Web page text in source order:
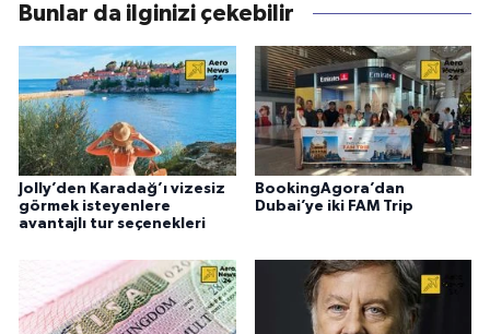
Bunlar da ilginizi çekebilir
Jolly’den Karadağ’ı vizesiz
görmek isteyenlere
avantajlı tur seçenekleri
BookingAgora’dan
Dubai’ye iki FAM Trip